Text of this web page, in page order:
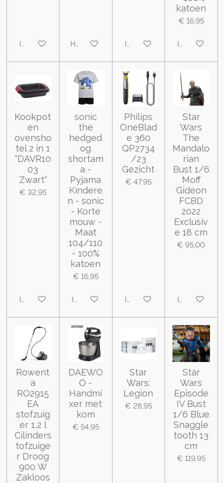
In winkelwagenHoud mij op de hoogteIn winkelwagen
katoen
€ 16,95
In
Kookpot
en
ovensho
tel 2 in 1
"DAVR10
03
Zwart"
€ 32,95
In winkelwagen
sonic
the
hedged
og
shortam
a -
Pyjama
Kindere
n - sonic
- Korte
mouw -
Maat
104/110
- 100%
katoen
€ 16,95
In winkelwagen
Philips
OneBlad
e 360
QP2734
/23
Gezicht
€ 47,95
In winkelwagen
Star
Wars
The
Mandalo
rian
Bust 1/6
Moff
Gideon
FCBD
2022
Exclusiv
e 18 cm
€ 95,00
In
Rowent
a
RO2915
EA
stofzuig
er 1,2 l
Cilinders
tofzuige
r Droog
900 W
Zakloos
DAEWO
O -
Handmi
xer met
kom
€ 54,95
Star
Wars:
Legion
€ 28,95
Star
Wars
Episode
IV Bust
1/6 Blue
Snaggle
tooth 13
cm
€ 119,95